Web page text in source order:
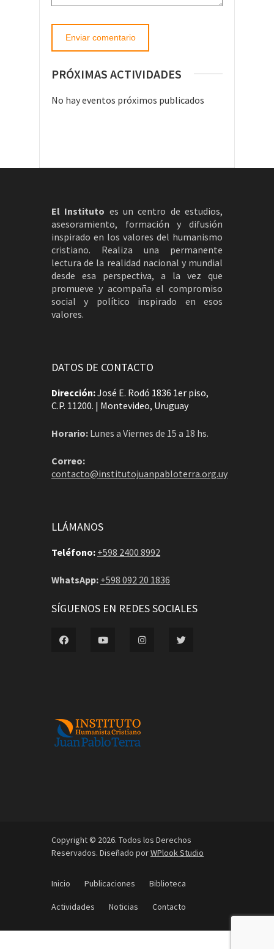
PRÓXIMAS ACTIVIDADES
No hay eventos próximos publicados
El Instituto es un centro de estudios,
asesoramiento, formación y difusión
inspirado en los valores del humanismo
cristiano. Realiza una permanente
lectura de la realidad nacional y mundial
desde esa perspectiva, a la vez que
promueve y acompaña el compromiso
social y político inspirado en esos
valores.
DATOS DE CONTACTO
Dirección:José E. Rodó 1836 1er piso,
C.P. 11200. | Montevideo, Uruguay
Horario: Lunes a Viernes de 15 a 18 hs.
Correo:
contacto@institutojuanpabloterra.org.uy
LLÁMANOS
Teléfono: +598 2400 8992
WhatsApp: +598 092 20 1836
SÍGUENOS EN REDES SOCIALES
Copyright © 2026. Todos los Derechos
Reservados. Diseñado porWPlook Studio
Inicio Publicaciones Biblioteca
Actividades Noticias Contacto